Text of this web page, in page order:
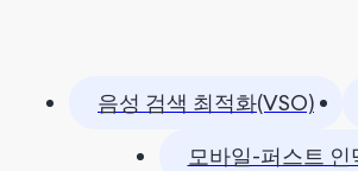
음성 검색 최적화(VSO)
모바일-퍼스트 인